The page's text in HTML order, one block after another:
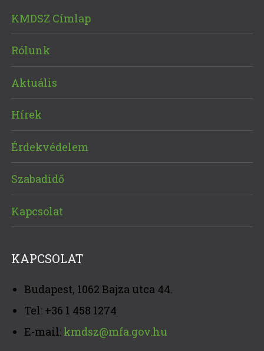
KMDSZ Címlap
Rólunk
Aktuális
Hírek
Érdekvédelem
Szabadidő
Kapcsolat
KAPCSOLAT
Budapest, 1062 Bajza utca 44.
Tel: +36 1 458 1274
E-mail: kmdsz@mfa.gov.hu